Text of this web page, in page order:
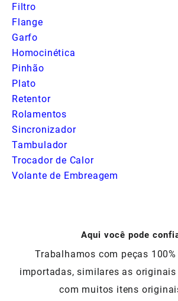
Filtro
Flange
Garfo
Homocinética
Pinhão
Plato
Retentor
Rolamentos
Sincronizador
Tambulador
Trocador de Calor
Volante de Embreagem
Aqui você pode
Trabalhamos com peças
importadas, similares as originais
com muitos itens